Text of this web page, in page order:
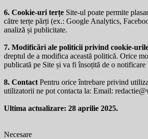
6. Cookie-uri terțe Site-ul poate permite
către terțe părți (ex.: Google Analytics,
analiză și publicitate.
7. Modificări ale politicii privind cookie-
dreptul de a modifica această politică. Orice
publicată pe Site și va fi însoțită de o
8. Contact Pentru orice întrebare privind
utilizatorii ne pot contacta la: Email:
Ultima actualizare: 28 aprilie 2025.
Necesare